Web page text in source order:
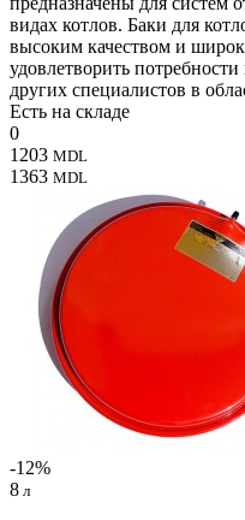
видах котлов. Баки для
высоким качеством и
удовлетворить
других специалистов в
Есть на складе
0
1203 MDL
1363 MDL
-12%
8 л